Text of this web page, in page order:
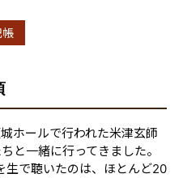
ホールで行われた米津玄師
と一緒に行ってきました。
生で聴いたのは、ほとんど20